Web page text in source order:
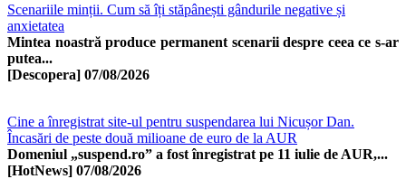
Scenariile minții. Cum să îți stăpânești gândurile negative și
anxietatea
Mintea noastră produce permanent scenarii despre ceea ce s-ar
putea...
[Descopera] 07/08/2026
Cine a înregistrat site-ul pentru suspendarea lui Nicușor Dan.
Încasări de peste două milioane de euro de la AUR
Domeniul „suspend.ro” a fost înregistrat pe 11 iulie de AUR,...
[HotNews] 07/08/2026